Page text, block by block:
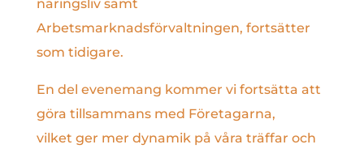
näringsliv samt
Arbetsmarknadsförvaltningen, fortsätter
som tidigare.
En del evenemang kommer vi fortsätta att
göra tillsammans med Företagarna,
vilket ger mer dynamik på våra träffar och